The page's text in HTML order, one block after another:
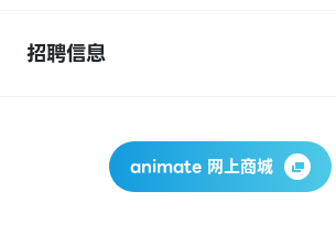
招聘信息
animate 网上商城